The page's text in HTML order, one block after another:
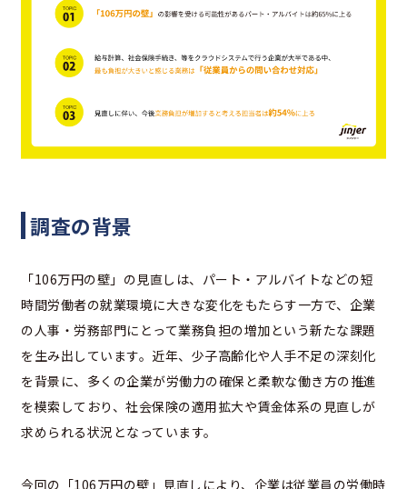
調査の背景
「106万円の壁」の見直しは、パート・アルバイトなどの短
時間労働者の就業環境に大きな変化をもたらす一方で、企業
の人事・労務部門にとって業務負担の増加という新たな課題
を生み出しています。近年、少子高齢化や人手不足の深刻化
を背景に、多くの企業が労働力の確保と柔軟な働き方の推進
を模索しており、社会保険の適用拡大や賃金体系の見直しが
求められる状況となっています。
今回の「106万円の壁」見直しにより、企業は従業員の労働時